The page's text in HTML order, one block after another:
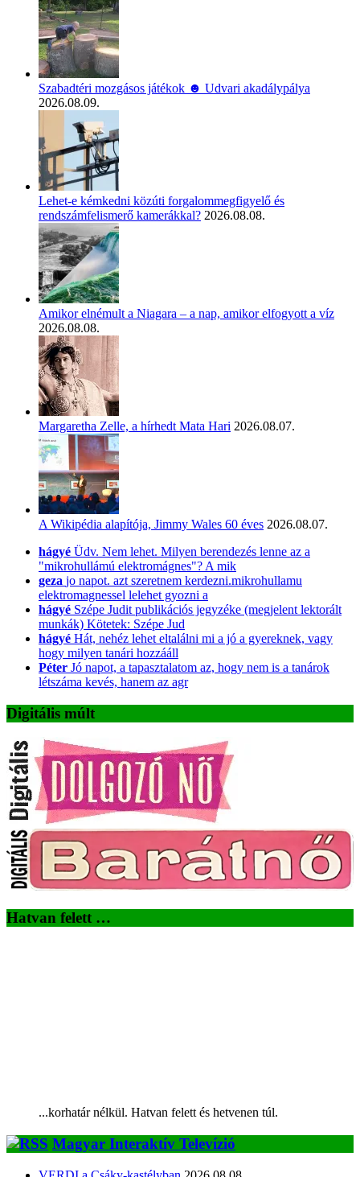
Szabadtéri mozgásos játékok ☻ Udvari akadálypálya
2026.08.09.
Lehet-e kémkedni közúti forgalommegfigyelő és
rendszámfelismerő kamerákkal? 2026.08.08.
Amikor elnémult a Niagara – a nap, amikor elfogyott a víz
2026.08.08.
Margaretha Zelle, a hírhedt Mata Hari 2026.08.07.
A Wikipédia alapítója, Jimmy Wales 60 éves 2026.08.07.
hágyé Üdv. Nem lehet. Milyen berendezés lenne az a
"mikrohullámú elektromágnes"? A mik
geza jo napot. azt szeretnem kerdezni.mikrohullamu
elektromagnessel lelehet gyozni a
hágyé Szépe Judit publikációs jegyzéke (megjelent lektorált
munkák) Kötetek: Szépe Jud
hágyé Hát, nehéz lehet eltalálni mi a jó a gyereknek, vagy
hogy milyen tanári hozzááll
Péter Jó napot, a tapasztalatom az, hogy nem is a tanárok
létszáma kevés, hanem az agr
Digitális múlt
Hatvan felett …
...korhatár nélkül. Hatvan felett és hetvenen túl.
Magyar Interaktív Televízió